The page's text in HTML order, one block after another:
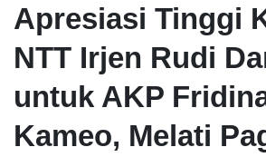
Apresiasi Tinggi
NTT Irjen Rudi
untuk AKP
Kameo, Melati